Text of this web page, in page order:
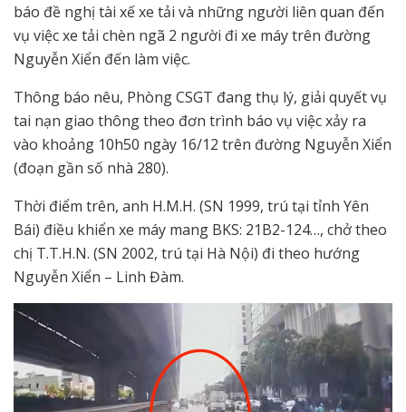
báo đề nghị tài xế xe tải và những người liên quan đến
vụ việc xe tải chèn ngã 2 người đi xe máy trên đường
Nguyễn Xiển đến làm việc.
Thông báo nêu, Phòng CSGT đang thụ lý, giải quyết vụ
tai nạn giao thông theo đơn trình báo vụ việc xảy ra
vào khoảng 10h50 ngày 16/12 trên đường Nguyễn Xiển
(đoạn gần số nhà 280).
Thời điểm trên, anh H.M.H. (SN 1999, trú tại tỉnh Yên
Bái) điều khiển xe máy mang BKS: 21B2-124…, chở theo
chị T.T.H.N. (SN 2002, trú tại Hà Nội) đi theo hướng
Nguyễn Xiển – Linh Đàm.